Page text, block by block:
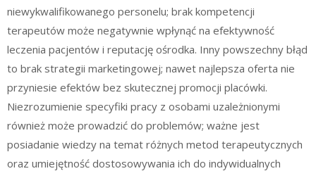
niewykwalifikowanego personelu; brak kompetencji
terapeutów może negatywnie wpłynąć na efektywność
leczenia pacjentów i reputację ośrodka. Inny powszechny błąd
to brak strategii marketingowej; nawet najlepsza oferta nie
przyniesie efektów bez skutecznej promocji placówki.
Niezrozumienie specyfiki pracy z osobami uzależnionymi
również może prowadzić do problemów; ważne jest
posiadanie wiedzy na temat różnych metod terapeutycznych
oraz umiejętność dostosowywania ich do indywidualnych